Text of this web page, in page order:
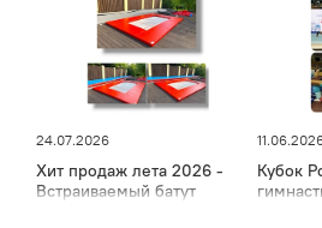
ДЛЯ ЗАКАЗА ДОСТУПНЫ 5
213х213 / 225х225 / 375х225 /
Товар соответствует
24.07.2026
Хит продаж лета 2026 -
Встраиваемый батут
Кубок